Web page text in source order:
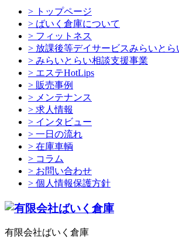
> トップページ
> ばいく倉庫について
> フィットネス
> 放課後等デイサービスみらいとら
> みらいとらい相談支援事業
> エステHotLips
> 販売事例
> メンテナンス
> 求人情報
> インタビュー
> 一日の流れ
> 在庫車輌
> コラム
> お問い合わせ
> 個人情報保護方針
有限会社ばいく倉庫